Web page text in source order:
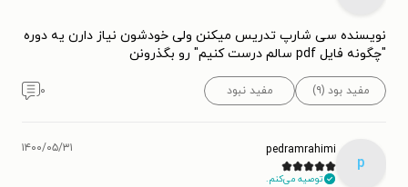
نویسنده سی شارپ تدریس میکنن ولی خودشون نیاز دارن یه دوره
"چگونه فایل pdf سالم درست کنیم" رو بگذرونن
مفید بود (۹) مفید نبود ۰
p
pedramrahimi
توصیه می‌کنم.
۱۴۰۰/۰۵/۳۱